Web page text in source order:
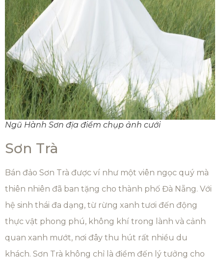
Ngũ Hành Sơn địa điểm chụp ảnh cưới
Sơn Trà
Bán đảo Sơn Trà được ví như một viên ngọc quý mà
thiên nhiên đã ban tặng cho thành phố Đà Nẵng. Với
hệ sinh thái đa dạng, từ rừng xanh tươi đến động
thực vật phong phú, không khí trong lành và cảnh
quan xanh mướt, nơi đây thu hút rất nhiều du
khách. Sơn Trà không chỉ là điểm đến lý tưởng cho